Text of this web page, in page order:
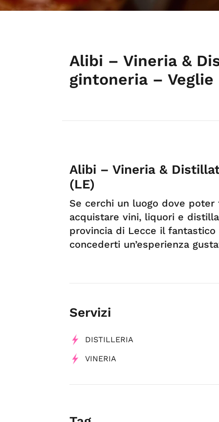
Alibi – Vineria &
gintoneria – Veglie
Alibi – Vineria &
(LE)
Se cerchi un luogo dove
acquistare vini, liquori e
provincia di Lecce il
concederti un’esperienza
Servizi
DISTILLERIA
VINERIA